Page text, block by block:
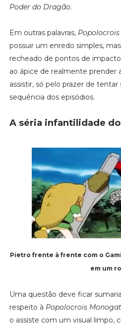
Poder do Dragão.
Em outras palavras,
possuir um enredo simples,
recheado de pontos de
ao ápice de realmente prender
assistir, só pelo prazer de
sequência dos episódios.
A séria infantilidade
Pietro frente à frente com o
em um
Uma questão deve ficar
respeito à Popolocrois
o assiste com um visual limpo,